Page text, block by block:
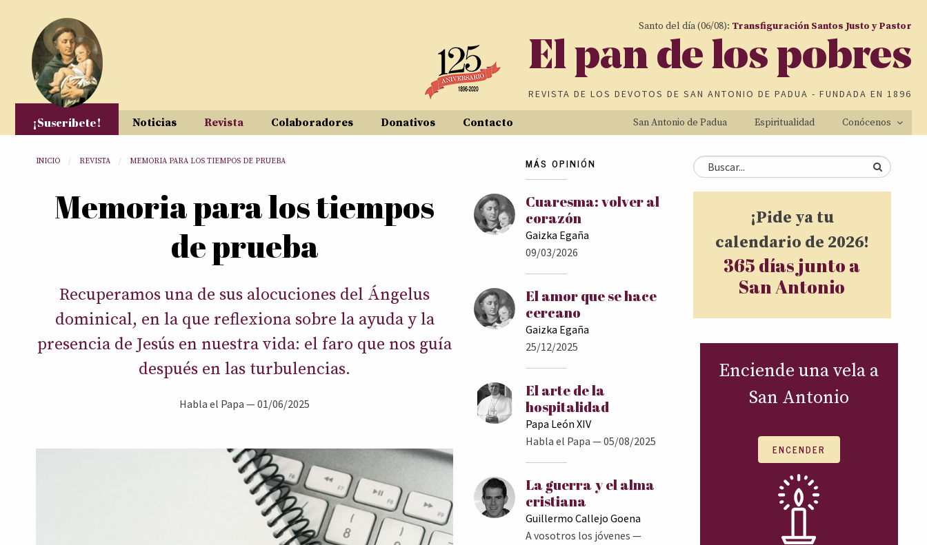
Santo del día (06/08): Transfiguración Santos Justo y Pastor
El pan de los pobres
REVISTA DE LOS DEVOTOS DE SAN ANTONIO DE PADUA - FUNDADA EN 1896
¡Suscríbete! Noticias Revista Colaboradores Donativos Contacto San Antonio de Padua Espiritualidad Conócenos
Usted está aquí
INICIO REVISTA MEMORIA PARA LOS TIEMPOS DE PRUEBA
Memoria para los tiempos
de prueba
Recuperamos una de sus alocuciones del Ángelus
dominical, en la que reflexiona sobre la ayuda y la
presencia de Jesús en nuestra vida: el faro que nos guía
después en las turbulencias.
Habla el Papa —01/06/2025
MÁS OPINIÓN
Cuaresma: volver al
corazón
Gaizka Egaña
09/03/2026
El amor que se hace
cercano
Gaizka Egaña
25/12/2025
El arte de la
hospitalidad
Papa León XIV
Habla el Papa — 05/08/2025
La guerra y el alma
cristiana
Guillermo Callejo Goena
A vosotros los jóvenes —
Formulario de
búsqueda
Buscar
¡Pide ya tu
calendario de 2026!
365 días junto a
San Antonio
Enciende una vela a
San Antonio
ENCENDER